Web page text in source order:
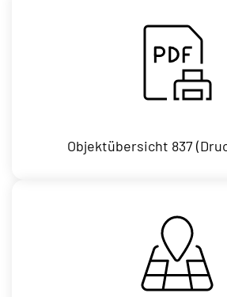
Objektübersicht 837